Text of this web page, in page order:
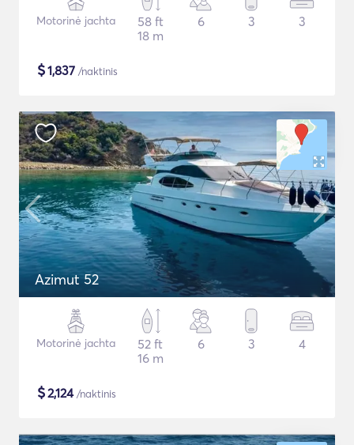
Motorinė jachta
58 ft
18 m
6 3 3
$1,837 /naktinis
Azimut 52
Motorinė jachta
52 ft
16 m
6 3 4
$2,124/naktinis